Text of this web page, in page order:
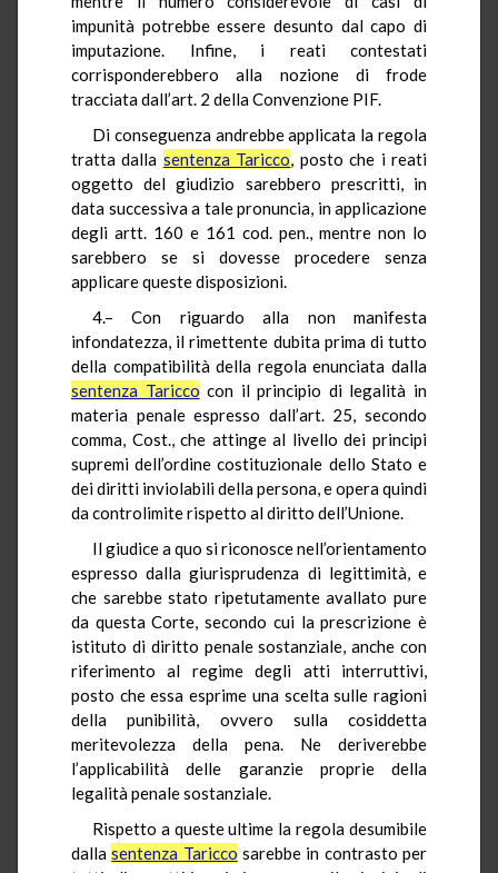
impunità potrebbe essere desunto dal capo di
imputazione. Infine, i reati contestati
corrisponderebbero alla nozione di frode
tracciata dall’art. 2 della Convenzione PIF.
Di conseguenza andrebbe applicata la regola
tratta dalla sentenza Taricco, posto che i reati
oggetto del giudizio sarebbero prescritti, in
data successiva a tale pronuncia, in applicazione
degli artt. 160 e 161 cod. pen., mentre non lo
sarebbero se si dovesse procedere senza
applicare queste disposizioni.
4.– Con riguardo alla non manifesta
infondatezza, il rimettente dubita prima di tutto
della compatibilità della regola enunciata dalla
sentenza Taricco con il principio di legalità in
materia penale espresso dall’art. 25, secondo
comma, Cost., che attinge al livello dei principi
supremi dell’ordine costituzionale dello Stato e
dei diritti inviolabili della persona, e opera quindi
dacontrolimiterispetto al diritto dell’Unione.
Il giudice a quo si riconosce nell’orientamento
espresso dalla giurisprudenza di legittimità, e
che sarebbe stato ripetutamente avallato pure
da questa Corte, secondo cui la prescrizione è
istituto di diritto penale sostanziale, anche con
riferimento al regime degli atti interruttivi,
posto che essa esprime una scelta sulle ragioni
della punibilità, ovvero sulla cosiddetta
meritevolezza della pena. Ne deriverebbe
l’applicabilità delle garanzie proprie della
legalità penale sostanziale.
Rispetto a queste ultime la regola desumibile
dallasentenza Taricco sarebbe in contrasto per